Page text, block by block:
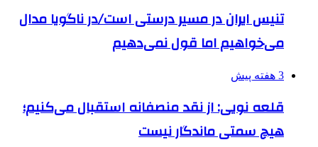
تنیس ایران در مسیر درستی است/در ناگویا مدال
می‌خواهیم اما قول نمی‌دهیم
3 هفته پیش
قلعه نویی: از نقد منصفانه استقبال می‌کنیم؛
هیچ سمتی ماندگار نیست